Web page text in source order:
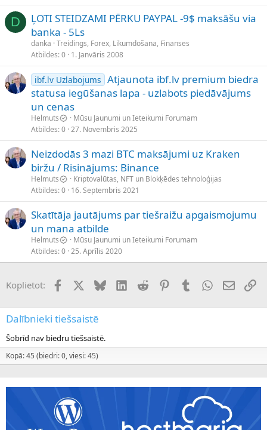
D
ĻOTI STEIDZAMI PĒRKU PAYPAL -9$ maksāšu via
banka - 5Ls
danka Treidings, Forex, Likumdošana, Finanses
Atbildes 0 1. Janvāris 2008
ibf.lv Uzlabojums Atjaunota ibf.lv premium biedra
statusa iegūšanas lapa - uzlabots piedāvājums
un cenas
Helmuts
Mūsu Jaunumi un Ieteikumi Forumam
Atbildes 0 27. Novembris 2025
Neizdodās 3 mazi BTC maksājumi uz Kraken
biržu / Risinājums: Binance
Helmuts
Kriptovalūtas, NFT un Blokķēdes tehnoloģijas
Atbildes 0 16. Septembris 2021
Skatītāja jautājums par tiešraižu apgaismojumu
un mana atbilde
Helmuts
Mūsu Jaunumi un Ieteikumi Forumam
Atbildes 0 25. Aprīlis 2020
Koplietot: FacebookX (Twitter)
BlueskyLinkedInReddit PinterestTumblrWhatsApp
E-pasts
Dalībnieki tiešsaistē
Šobrīd nav biedru tiešsaistē.
Kopā: 45 (biedri: 0, viesi: 45)